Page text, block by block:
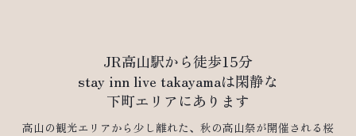
JR高山駅から徒歩15分
stay inn live takayamaは閑静な
下町エリアにあります
高山の観光エリアから少し離れた、秋の高山祭が開催される桜